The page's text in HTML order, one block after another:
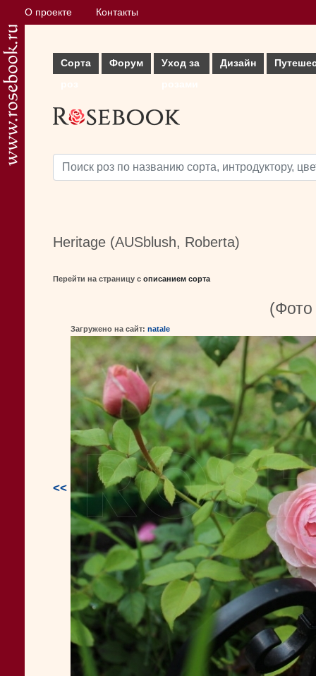
О проекте Контакты
Сорта
Форум
Уход за
Дизайн
Heritage (AUSblush, Roberta)
Перейти на страницу с описанием сорта
<<
(Фото
Загружено на сайт: natale